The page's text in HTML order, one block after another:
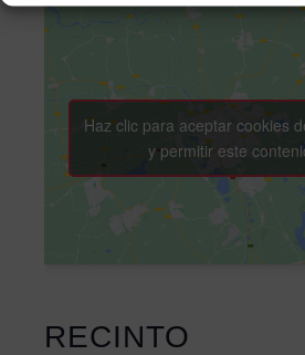
RECINTO
Haz clic para aceptar cookies
y permitir este